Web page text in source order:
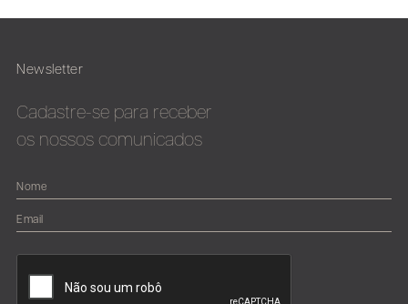
Newsletter
Cadastre-se para receber
os nossos comunicados